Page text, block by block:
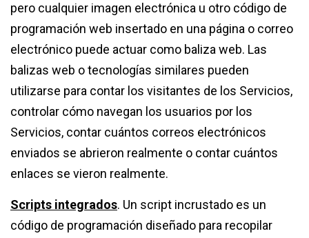
pero cualquier imagen electrónica u otro código de
programación web insertado en una página o correo
electrónico puede actuar como baliza web. Las
balizas web o tecnologías similares pueden
utilizarse para contar los visitantes de los Servicios,
controlar cómo navegan los usuarios por los
Servicios, contar cuántos correos electrónicos
enviados se abrieron realmente o contar cuántos
enlaces se vieron realmente.
Scripts integrados. Un script incrustado es un
código de programación diseñado para recopilar